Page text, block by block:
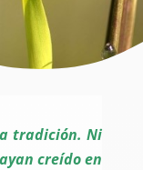
tradición.Ni
creído en